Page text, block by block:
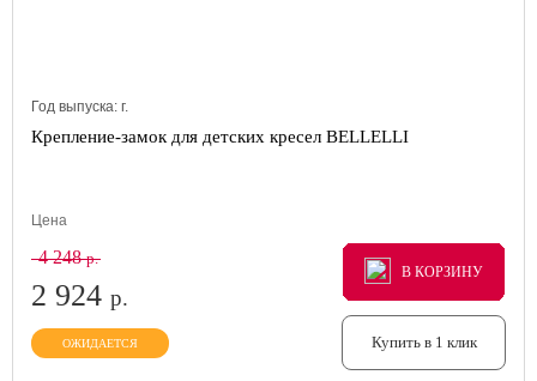
Год выпуска: г.
Крепление-замок для детских кресел BELLELLI
Цена
4 248р.
2 924 р.
ОЖИДАЕТСЯ
В КОРЗИНУ
В КОРЗИНУ
В КОРЗИНУ
Купить в 1 клик